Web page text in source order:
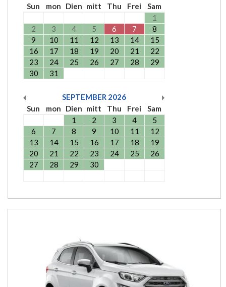
Sun
mon Dien mitt Thu Frei
Sam
1
2
3 4 5 6 7
8
9
10 11 12 13 14
15
16
17 18 19 20 21
22
23
24 25 26 27 28
29
30
31
SEPTEMBER 2026
Sun
mon Dien mitt Thu Frei
Sam
1
2 3 4
5
6
7 8 9 10 11
12
13
14 15 16 17 18
19
20
21 22 23 24 25
26
27
28 29 30